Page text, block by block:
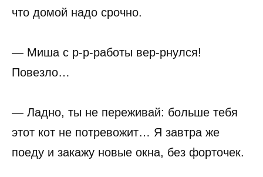
что домой надо срочно.
— Миша с р-р-работы вер-рнулся!
Повезло…
— Ладно, ты не переживай: больше тебя
этот кот не потревожит… Я завтра же
поеду и закажу новые окна, без форточек.